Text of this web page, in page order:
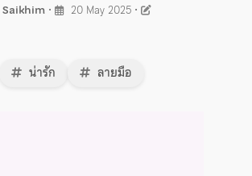
Saikhim • 20 May 2025 •
น่ารัก ลายมือ